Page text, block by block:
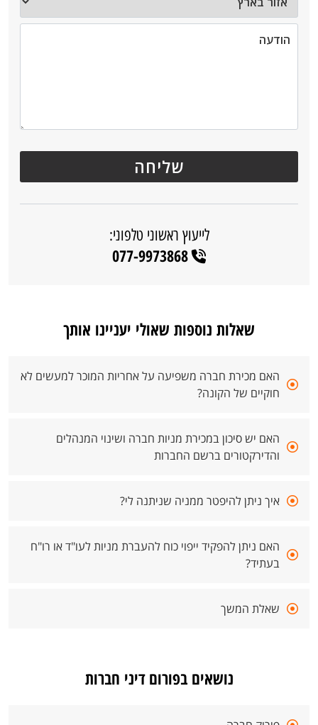
לייעוץ ראשוני טלפוני:
077-9973868
שאלות נוספות שאולי יעניינו אותך
האם מכירת חברה משפיעה על אחריות המוכר למעשים לא
חוקיים של הקונה?
האם יש סיכון במכירת מניות חברה ושינוי המנהלים
והדירקטורים ברשם החברות
איך ניתן להיפטר ממניה שניתנה לי?
האם ניתן להפקיד ייפוי כוח להעברת מניות לעו"ד או רו"ח
בעתיד?
שאלת המשך
נושאים בפורום דיני חברות